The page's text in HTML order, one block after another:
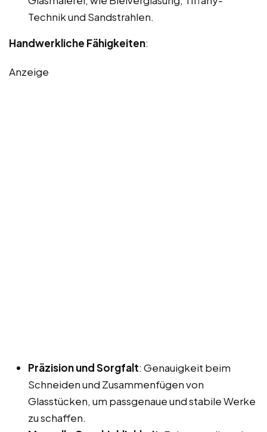
Technik und Sandstrahlen.
Handwerkliche Fähigkeiten:
Anzeige
Präzision und Sorgfalt: Genauigkeit beim
Schneiden und Zusammenfügen von
Glasstücken, um passgenaue und stabile Werke
zu schaffen.